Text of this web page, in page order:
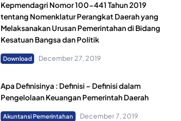
Kepmendagri Nomor 100-441 Tahun 2019
tentang Nomenklatur Perangkat Daerah yang
Melaksanakan Urusan Pemerintahan di Bidang
Kesatuan Bangsa dan Politik
Download December 27, 2019
Apa Definisinya : Definisi – Definisi dalam
Pengelolaan Keuangan Pemerintah Daerah
Akuntansi Pemerintahan December 7, 2019